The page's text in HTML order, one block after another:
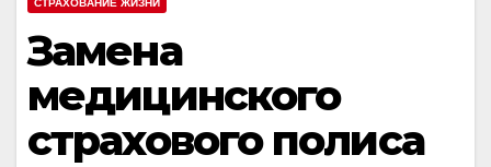
СТРАХОВАНИЕ ЖИЗНИ
Замена
медицинского
страхового полиса